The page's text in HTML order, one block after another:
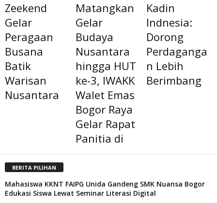
Zeekend
Gelar
Peragaan
Busana
Batik
Warisan
Nusantara
Matangkan
Gelar
Budaya
Nusantara
hingga HUT
ke-3, IWAKK
Walet Emas
Bogor Raya
Gelar Rapat
Panitia di
Kadin
Indnesia:
Dorong
Perdaganga
n Lebih
Berimbang
BERITA PILIHAN
Mahasiswa KKNT FAIPG Unida Gandeng SMK Nuansa Bogor
Edukasi Siswa Lewat Seminar Literasi Digital